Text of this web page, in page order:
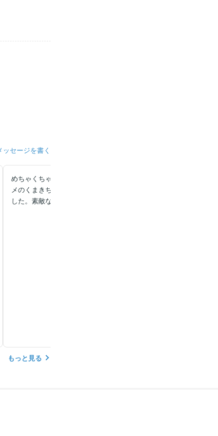
ッセージを書く
めちゃくちゃ続きが気になって、一気に最後まで読んでしまいまし
メのくまきちが可愛い！！ていうかもう全部可愛い♡♡すごく幸せ
した。素敵な作品をありがとうございます
もっと見る